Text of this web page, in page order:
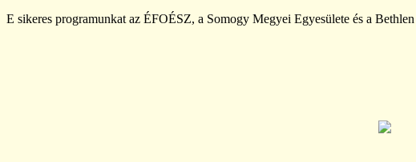
E sikeres programunkat az ÉFOÉSZ, a Somogy Megyei Egyesülete és a